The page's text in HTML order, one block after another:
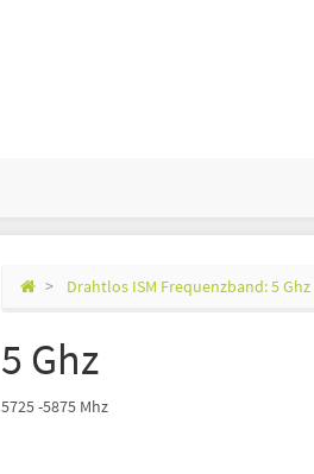
Drahtlos ISM Frequenzband: 5 Ghz
5 Ghz
5725 -5875 Mhz